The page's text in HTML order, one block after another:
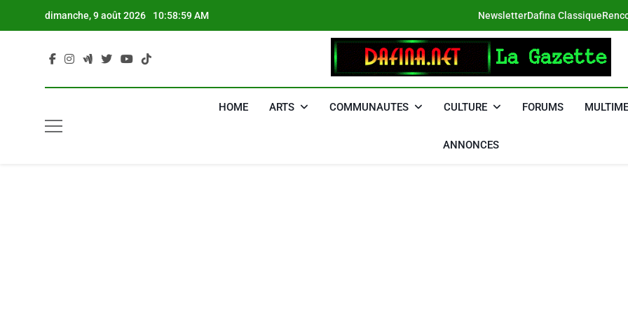
dimanche, 9 août 2026 10:59:00 AM NewsletterDafina Classique
DAFINA
HOME ARTS COMMUNAUTES CULTURE FORUMS
ANNONCES